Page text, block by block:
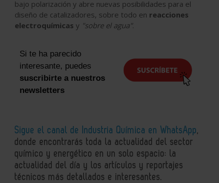
bajo polarización y abre nuevas posibilidades para el
diseño de catalizadores, sobre todo en reacciones
electroquímicas y "sobre el agua".
Si te ha parecido
interesante, puedes
suscribirte a nuestros
newsletters
Sigue el canal de Industria Química en WhatsApp,
donde encontrarás toda la actualidad del sector
químico y energético en un solo espacio: la
actualidad del día y los artículos y reportajes
técnicos más detallados e interesantes.